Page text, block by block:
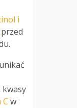
i
przed
kwasy
w